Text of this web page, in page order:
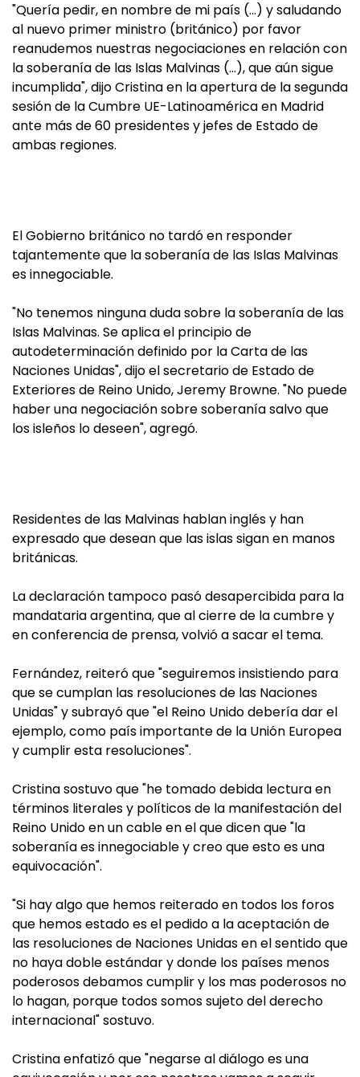
"Quería pedir, en nombre de mi país (…) y saludando
al nuevo primer ministro (británico) por favor
reanudemos nuestras negociaciones en relación con
la soberanía de las Islas Malvinas (…), que aún sigue
incumplida", dijo Cristina en la apertura de la segunda
sesión de la Cumbre UE-Latinoamérica en Madrid
ante más de 60 presidentes y jefes de Estado de
ambas regiones.
El Gobierno británico no tardó en responder
tajantemente que la soberanía de las Islas Malvinas
es innegociable.
"No tenemos ninguna duda sobre la soberanía de las
Islas Malvinas. Se aplica el principio de
autodeterminación definido por la Carta de las
Naciones Unidas", dijo el secretario de Estado de
Exteriores de Reino Unido, Jeremy Browne. "No puede
haber una negociación sobre soberanía salvo que
los isleños lo deseen", agregó.
Residentes de las Malvinas hablan inglés y han
expresado que desean que las islas sigan en manos
británicas.
La declaración tampoco pasó desapercibida para la
mandataria argentina, que al cierre de la cumbre y
en conferencia de prensa, volvió a sacar el tema.
Fernández, reiteró que "seguiremos insistiendo para
que se cumplan las resoluciones de las Naciones
Unidas" y subrayó que "el Reino Unido debería dar el
ejemplo, como país importante de la Unión Europea
y cumplir esta resoluciones".
Cristina sostuvo que "he tomado debida lectura en
términos literales y políticos de la manifestación del
Reino Unido en un cable en el que dicen que "la
soberanía es innegociable y creo que esto es una
equivocación".
"Si hay algo que hemos reiterado en todos los foros
que hemos estado es el pedido a la aceptación de
las resoluciones de Naciones Unidas en el sentido que
no haya doble estándar y donde los países menos
poderosos debamos cumplir y los mas poderosos no
lo hagan, porque todos somos sujeto del derecho
internacional" sostuvo.
Cristina enfatizó que "negarse al diálogo es una